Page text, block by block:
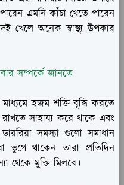
এমনি কাঁচা খেতে পারেন
খেলে অনেক স্বাস্থ্য উপকার
সম্পর্কে জানতে
হজম শক্তি বৃদ্ধি করতে
রাখতে সাহায্য করে থাকে এবং
সমস্যা গুলো সমাধান
থাকেন তারা প্রতিদিন
থেকে মুক্তি মিলবে।